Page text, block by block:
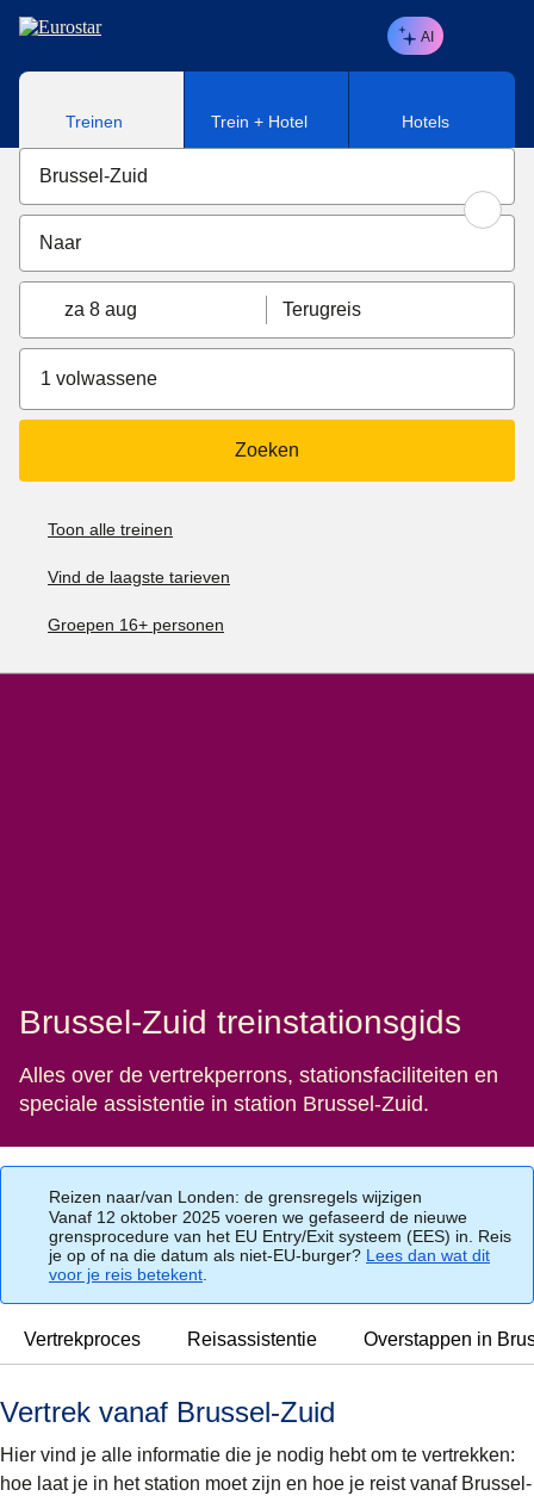
Naar hoofdinhoud
AI
Treinen Trein + Hotel Hotels
za 8 aug Terugreis
1 volwassene
Zoeken
Toon alle treinen
Vind de laagste tarieven
Groepen 16+ personen
Brussel-Zuid treinstationsgids
Alles over de vertrekperrons, stationsfaciliteiten en
speciale assistentie in station Brussel-Zuid.
Reizen naar/van Londen: de grensregels wijzigen
Vanaf 12 oktober 2025 voeren we gefaseerd de nieuwe
grensprocedure van het EU Entry/Exit systeem (EES) in. Reis
je op of na die datum als niet-EU-burger? Lees dan wat dit
voor je reis betekent
Vertrekproces Reisassistentie Overstappen in
Vertrek vanaf Brussel-Zuid
Hier vind je alle informatie die je nodig hebt om te vertrekken:
hoe laat je in het station moet zijn en hoe je reist vanaf Brussel-